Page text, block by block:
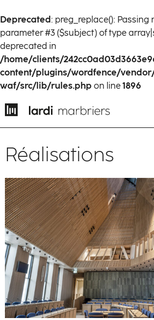
Deprecated: preg_replace(): Passing
parameter #3 ($subject) of type
deprecated in
/home/clients/
content/plugins/wordfence/
waf/src/lib/rules.php on line1896
EN
Histoire
Savoir-faire
Métiers
Matières à
Réalisations
La manufacture
Réalisations